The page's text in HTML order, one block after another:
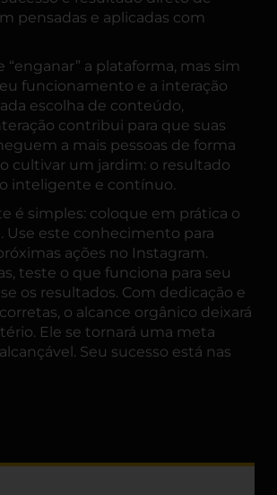
pensadas e aplicadas com
“enganar” a plataforma, mas sim
funcionamento e a interação
escolha de conteúdo,
contribui para que suas
a mais pessoas de forma
cultivar um jardim: o resultado
inteligente e contínuo.
é simples: coloque em prática o
Use este conhecimento para
ações no Instagram.
teste o que funciona para seu
os resultados. Com dedicação e
o alcance orgânico deixará
Ele se tornará uma meta
Seu sucesso está nas